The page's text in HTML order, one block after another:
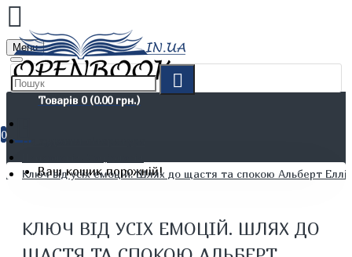
Menu
Товарів 0 (0.00 грн.)
0
Ваш кошик порожній!
Не художня література
Ключ від усіх емоцій. Шлях до щастя та спокою Альберт Елліс
КЛЮЧ ВІД УСІХ ЕМОЦІЙ. ШЛЯХ ДО